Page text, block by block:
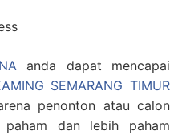
anda dapat mencapai
SEMARANG TIMUR
penonton atau calon
dan lebih paham